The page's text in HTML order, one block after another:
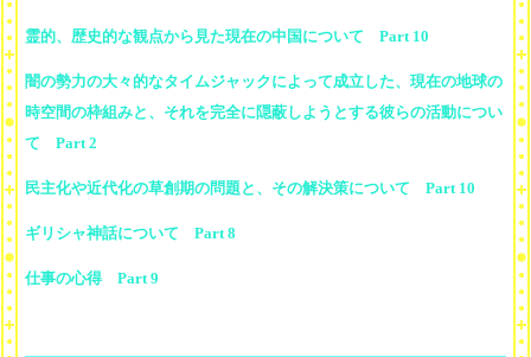
霊的、歴史的な観点から見た現在の中国について Part 10
闇の勢力の大々的なタイムジャックによって成立した、現在の地球の
時空間の枠組みと、それを完全に隠蔽しようとする彼らの活動につい
て Part 2
民主化や近代化の草創期の問題と、その解決策について Part 10
ギリシャ神話について Part 8
仕事の心得 Part 9